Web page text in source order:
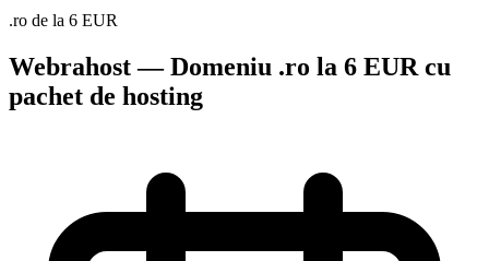
.ro de la 6 EUR
Webrahost — Domeniu .ro la 6 EUR cu
pachet de hosting